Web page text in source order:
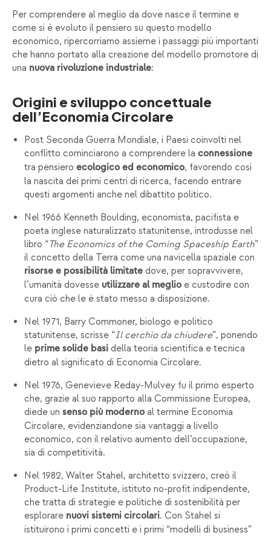
Per comprendere al meglio da dove nasce il termine e
come si è evoluto il pensiero su questo modello
economico, ripercorriamo assieme i passaggi più importanti
che hanno portato alla creazione del modello promotore di
una nuova rivoluzione industriale:
Origini e sviluppo concettuale
dell’Economia Circolare
Post Seconda Guerra Mondiale, i Paesi coinvolti nel
conflitto cominciarono a comprendere la connessione
tra pensiero ecologico ed economico, favorendo così
la nascita dei primi centri di ricerca, facendo entrare
questi argomenti anche nel dibattito politico.
Nel 1966 Kenneth Boulding, economista, pacifista e
poeta inglese naturalizzato statunitense, introdusse nel
libro “The Economics of the Coming Spaceship Earth”
il concetto della Terra come una navicella spaziale con
risorse e possibilità limitate dove, per sopravvivere,
l’umanità dovesse utilizzare al meglio e custodire con
cura ciò che le è stato messo a disposizione.
Nel 1971, Barry Commoner, biologo e politico
statunitense, scrisse “Il cerchio da chiudere”, ponendo
le prime solide basi della teoria scientifica e tecnica
dietro al significato di Economia Circolare.
Nel 1976, Genevieve Reday-Mulvey fu il primo esperto
che, grazie al suo rapporto alla Commissione Europea,
diede un senso più moderno al termine Economia
Circolare, evidenziandone sia vantaggi a livello
economico, con il relativo aumento dell’occupazione,
sia di competitività.
Nel 1982, Walter Stahel, architetto svizzero, creò il
Product-Life Institute, istituto no-profit indipendente,
che tratta di strategie e politiche di sostenibilità per
esplorare nuovi sistemi circolari. Con Stahel si
istituirono i primi concetti e i primi “modelli di business”